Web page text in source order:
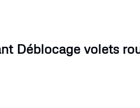
Déblocage volets